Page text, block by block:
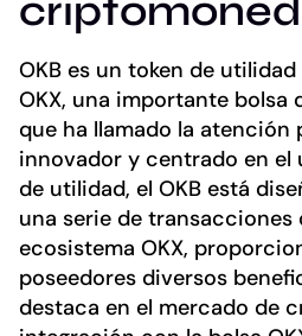
OKB es un token de
OKX, una importante bolsa
que ha llamado la atención
innovador y centrado en el
de utilidad, el OKB está
una serie de transacciones
ecosistema OKX,
poseedores diversos
destaca en el mercado de